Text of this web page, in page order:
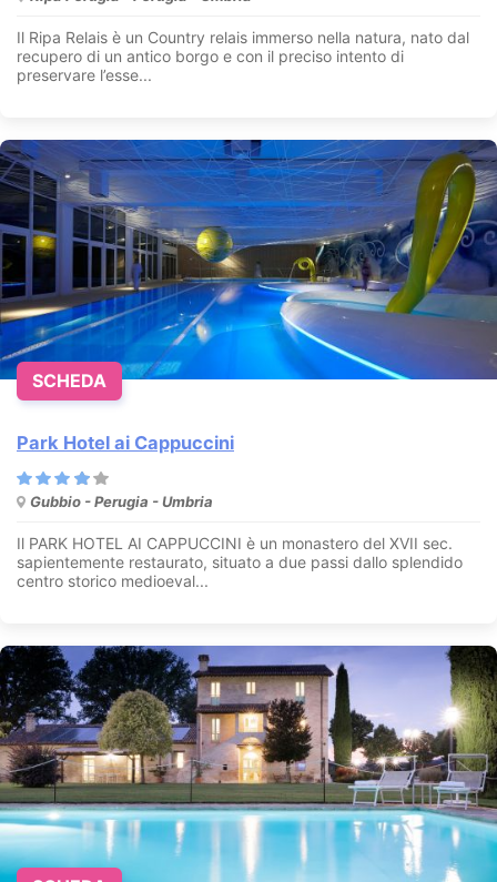
Il Ripa Relais è un Country relais immerso nella natura, nato dal
recupero di un antico borgo e con il preciso intento di
preservare l’esse...
Park Hotel ai Cappuccini
Gubbio - Perugia - Umbria
Il PARK HOTEL AI CAPPUCCINI è un monastero del XVII sec.
sapientemente restaurato, situato a due passi dallo splendido
centro storico medioeval...
SCHEDA